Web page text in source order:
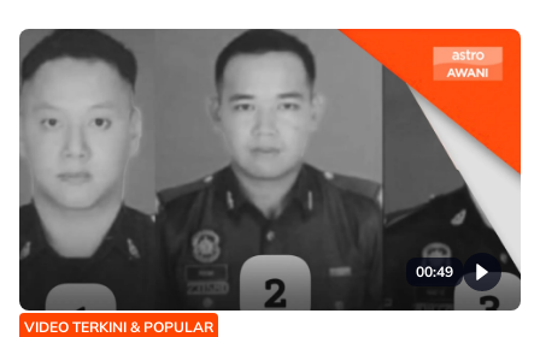
00:49
VIDEO TERKINI & POPULAR